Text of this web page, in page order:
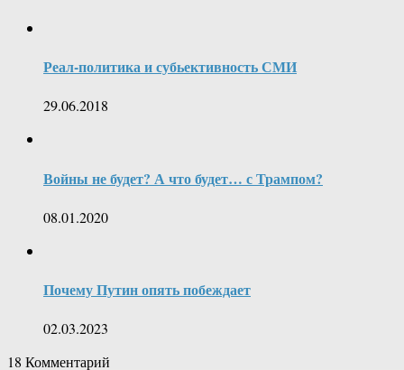
Реал-политика и субьективность СМИ
29.06.2018
Войны не будет? А что будет… с Трампом?
08.01.2020
Почему Путин опять побеждает
02.03.2023
18 Комментарий